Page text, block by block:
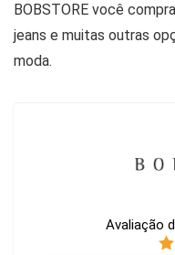
BOBSTORE você
jeans e muitas outras
moda.
Avaliação